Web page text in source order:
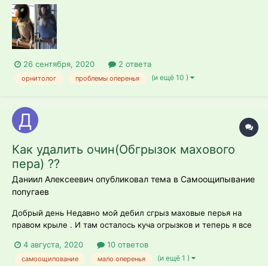
26 сентября, 2020 2 ответа
орнитолог проблемы оперенья (и ещё 10 )
Как удалить очин(Обгрызок махового
пера) ??
Даниил Алексеевич опубликовал тема в Самоощипывание
попугаев
Добрый день Недавно мой дебил сгрыз маховые перья на
правом крыле . И там осталось куча огрызков и теперь я все
выросло новое маховое перо, но этот дебил решил что оно
ему мешает И сгрыз его, и так каждый раз ,я за ним слежу
4 августа, 2020 10 ответов
самоощипование мало оперенья (и ещё 1 )